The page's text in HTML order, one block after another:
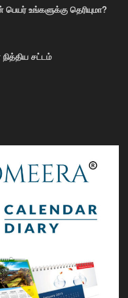
உங்களுக்கு தெரியுமா?
சட்டம்